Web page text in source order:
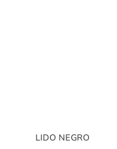
LIDO NEGRO